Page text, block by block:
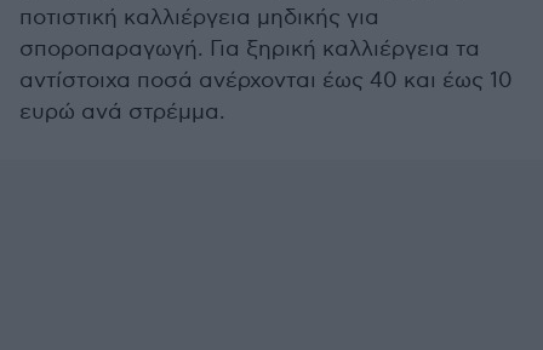
ποτιστική καλλιέργεια μηδικής για
σποροπαραγωγή. Για ξηρική καλλιέργεια τα
αντίστοιχα ποσά ανέρχονται έως 40 και έως 10
ευρώ ανά στρέμμα.